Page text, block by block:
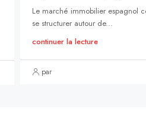
Le marché immobilier espagnol
se structurer autour de...
continuer la lecture
par